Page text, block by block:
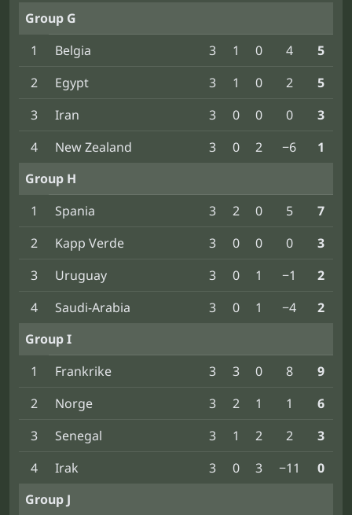
Group G
1
Belgia 3 1 0 4
5
2
Egypt 3 1 0 2
5
3
Iran 3 0 0 0
3
4
New Zealand 3 0 2 −6
1
Group H
1
Spania 3 2 0 5
7
2
Kapp Verde 3 0 0 0
3
3
Uruguay 3 0 1 −1
2
4
Saudi-Arabia 3 0 1 −4
2
Group I
1
Frankrike 3 3 0 8
9
2
Norge 3 2 1 1
6
3
Senegal 3 1 2 2
3
4
Irak 3 0 3 −11
0
Group J